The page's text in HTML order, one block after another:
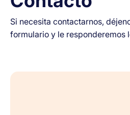
Si necesita contactarnos,
formulario y le responderemos